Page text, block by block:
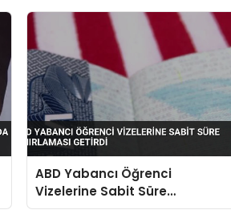
ABD Yabancı Öğrenci
Vizelerine Sabit Süre
Sınırlaması Getirdi